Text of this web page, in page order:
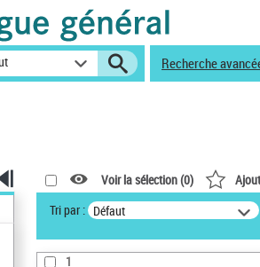
Recherche
Voir la sélection (0)
Tri par : Défaut
1